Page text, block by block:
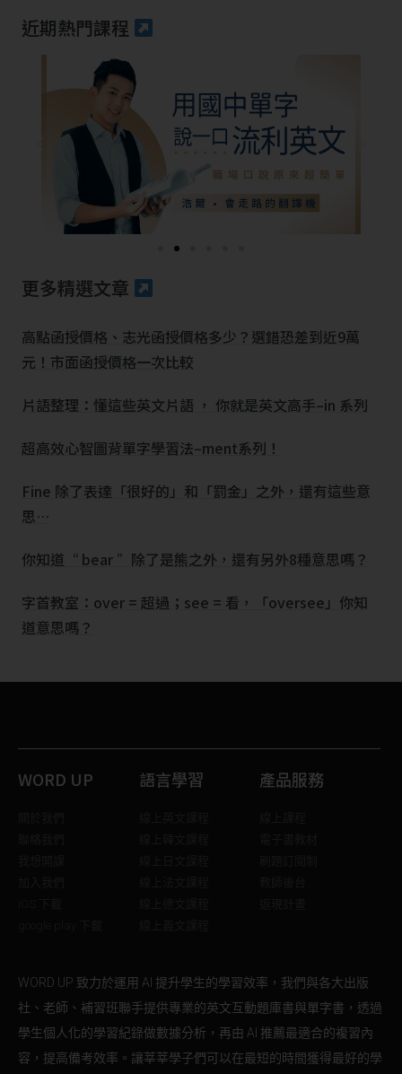
近期熱門課程
更多精選文章
高點函授價格、志光函授價格多少？選錯恐差到近9萬
元！市面函授價格一次比較
片語整理：懂這些英文片語 ， 你就是英文高手–in 系列
超高效心智圖背單字學習法–ment系列！
Fine 除了表達「很好的」和「罰金」之外，還有這些意
思…
你知道“ bear ”除了是熊之外，還有另外8種意思嗎？
字首教室：over = 超過；see = 看，「oversee」你知
道意思嗎？
WORD UP 語言學習 產品服務
WORD UP 致力於運用 AI 提升學生的學習效率，我們與各大出版
社、老師、補習班聯手提供專業的英文互動題庫書與單字書，透過
學生個人化的學習紀錄做數據分析，再由 AI 推薦最適合的複習內
容，提高備考效率。讓莘莘學子們可以在最短的時間獲得最好的學